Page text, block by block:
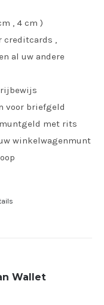
, 4 cm )
creditcards ,
al uw andere
voor briefgeld
met rits
winkelwagenmunt
Wallet